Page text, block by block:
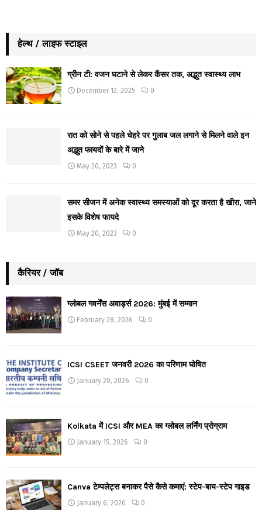
हेल्थ / लाइफ स्टाइल
ग्रीन टी: वजन घटाने से लेकर कैंसर तक, अद्भुत स्वास्थ्य लाभ
December 12, 2025 0
रात को सोने से पहले चेहरे पर गुलाब जल लगाने से मिलने वाले इन
अद्भुत फायदों के बारे में जाने
May 20, 2023 0
समर सीजन में अनेक स्वास्थ्य समस्याओं को दूर करता है खीरा, जाने
इसके विशेष फायदे
May 20, 2023 0
कैरियर / जॉब
ग्लोबल गवर्नेंस अवार्ड्स 2026: मुंबई में सम्मान
February 28, 2026 0
ICSI CSEET जनवरी 2026 का परिणाम घोषित
January 20, 2026 0
Kolkata में ICSI और MEA का ग्लोबल लर्निंग प्रोग्राम
January 15, 2026 0
Canva टेम्पलेट्स बनाकर पैसे कैसे कमाएं: स्टेप-बाय-स्टेप गाइड
January 6, 2026 0